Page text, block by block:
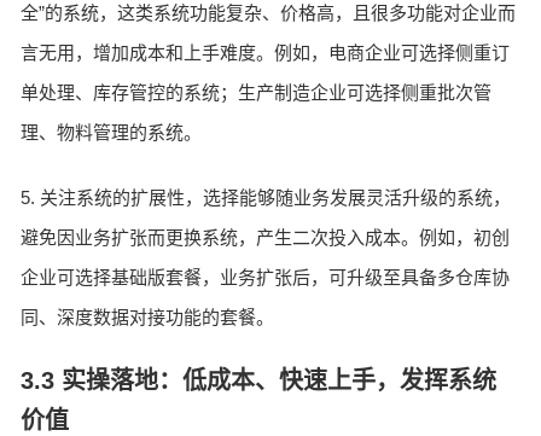
全”的系统，这类系统功能复杂、价格高，且很多功能对企业而
言无用，增加成本和上手难度。例如，电商企业可选择侧重订
单处理、库存管控的系统；生产制造企业可选择侧重批次管
理、物料管理的系统。
5. 关注系统的扩展性，选择能够随业务发展灵活升级的系统，
避免因业务扩张而更换系统，产生二次投入成本。例如，初创
企业可选择基础版套餐，业务扩张后，可升级至具备多仓库协
同、深度数据对接功能的套餐。
3.3 实操落地：低成本、快速上手，发挥系统
价值